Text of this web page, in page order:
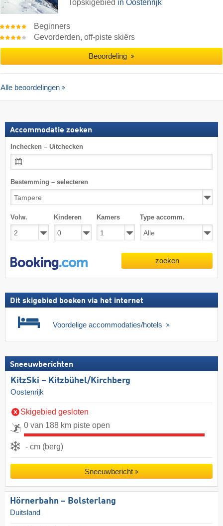
Topskigebied in Oostenrijk
Beginners
Gevorderden, off-piste skiërs
Beoordeling
Alle beoordelingen
Accommodatie zoeken
Inchecken – Uitchecken
Bestemming – selecteren
Volw. Kinderen Kamers Type accomm.
zoeken
Dit skigebied boeken via het internet
Voordelige accommodaties/hotels
Sneeuwberichten
KitzSki – Kitzbühel/​Kirchberg
Oostenrijk
Skigebied gesloten
0 van 188 km piste open
- cm (berg)
Sneeuwbericht
Hörnerbahn – Bolsterlang
Duitsland